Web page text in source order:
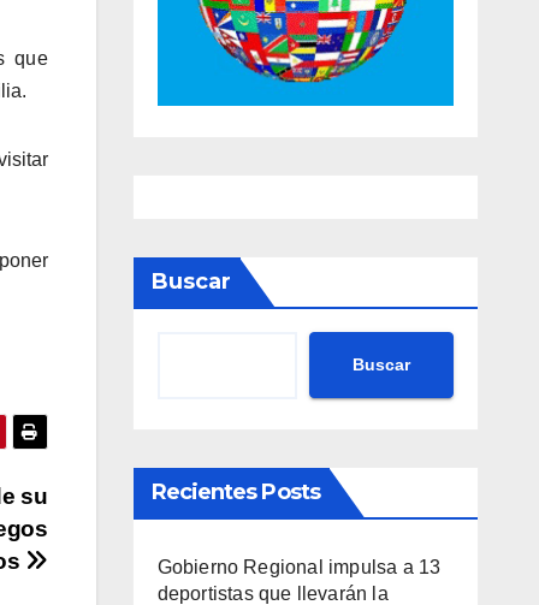
que
su
Buscar
Buscar
Recientes Posts
Gobierno Regional impulsa a 13
deportistas que llevarán la